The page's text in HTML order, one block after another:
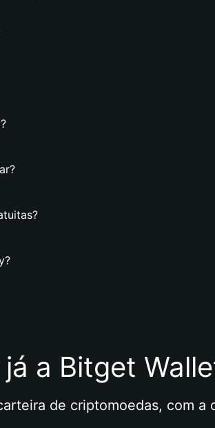
a Bitget
de criptomoedas, com a